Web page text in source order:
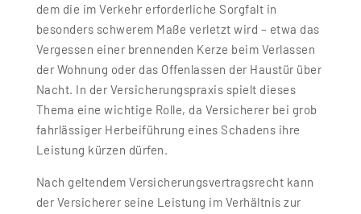
dem die im Verkehr erforderliche Sorgfalt in
besonders schwerem Maße verletzt wird – etwa das
Vergessen einer brennenden Kerze beim Verlassen
der Wohnung oder das Offenlassen der Haustür über
Nacht. In der Versicherungspraxis spielt dieses
Thema eine wichtige Rolle, da Versicherer bei grob
fahrlässiger Herbeiführung eines Schadens ihre
Leistung kürzen dürfen.
Nach geltendem Versicherungsvertragsrecht kann
der Versicherer seine Leistung im Verhältnis zur